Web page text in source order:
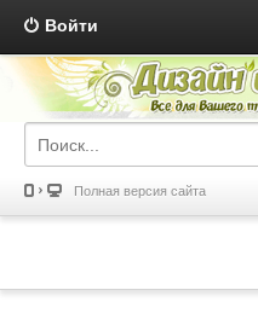
Войти
Полная версия сайта